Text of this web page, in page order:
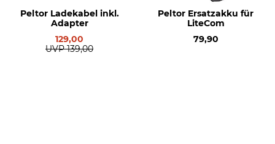
Peltor Ladekabel inkl.
Adapter
129,00
UVP 139,00
Peltor Ersatzakku für
LiteCom
79,90